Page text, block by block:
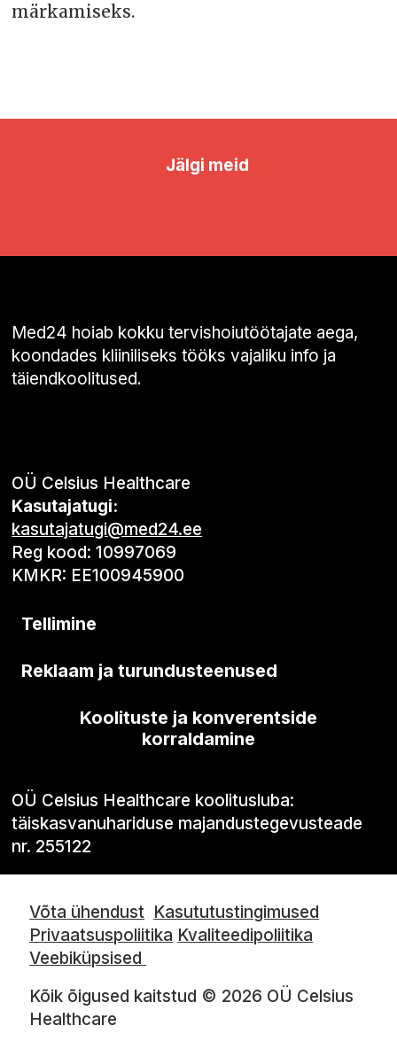
märkamiseks.
Jälgi meid
Med24 hoiab kokku tervishoiutöötajate aega,
koondades kliiniliseks tööks vajaliku info ja
täiendkoolitused.
OÜ Celsius Healthcare
Kasutajatugi:
kasutajatugi@med24.ee
Reg kood: 10997069
KMKR: EE100945900
Tellimine
Reklaam ja turundusteenused
Koolituste ja konverentside
korraldamine
OÜ Celsius Healthcare koolitusluba:
täiskasvanuhariduse majandustegevusteade
nr. 255122
Võta ühendust Kasututustingimused
Privaatsuspoliitika Kvaliteedipoliitika
Veebiküpsised
Kõik õigused kaitstud © 2026 OÜ Celsius
Healthcare